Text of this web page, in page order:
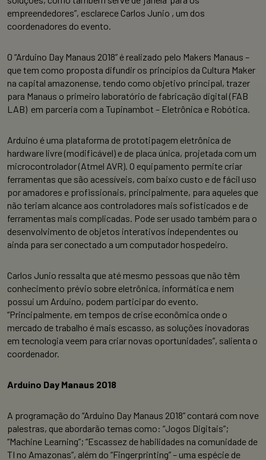
empreendedores”, esclarece Carlos Junio , um dos
coordenadores do evento.
O “Arduino Day Manaus 2018” é realizado pelo Makers Manaus –
que tem como proposta difundir os princípios da Cultura Maker
na capital amazonense, tendo como objetivo principal, trazer
para Manaus o primeiro laboratório de fabricação digital (FAB
LAB) em parceria com a Tupinambot – Eletrônica e Robótica.
Arduino é uma plataforma de prototipagem eletrônica de
hardware livre (modificável) e de placa única, projetada com um
microcontrolador (Atmel AVR). O equipamento permite criar
ferramentas que são acessíveis, com baixo custo e de fácil uso
por amadores e profissionais, principalmente, para aqueles que
não teriam alcance aos controladores mais sofisticados e de
ferramentas mais complicadas. Pode ser usado também para o
desenvolvimento de objetos interativos independentes ou
ainda para ser conectado a um computador hospedeiro.
Carlos Junio ressalta que até mesmo pessoas que não têm
conhecimento prévio sobre eletrônica, informática e nem
possui um Arduino, podem participar do evento.
“Principalmente, em tempos de crise econômica onde o
mercado de trabalho é mais escasso, as soluções inovadoras
em tecnologia veem para criar novas oportunidades”, salienta o
coordenador.
Arduino Day Manaus 2018
A programação do “Arduino Day Manaus 2018” contará com nove
palestras, que abordarão temas como: “Jogos Digitais”;
“Machine Learning”; “Escassez de habilidades na comunidade de
TI no Amazonas”, além do “Fingerprinting” – uma espécie de